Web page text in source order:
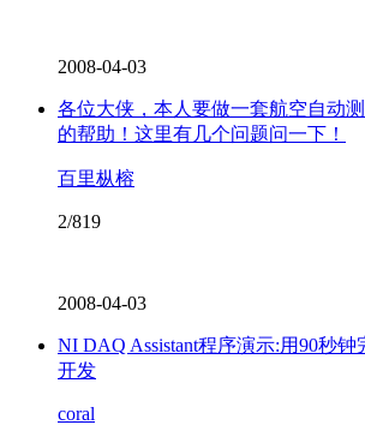
2008-04-03
各位大侠，本人要做一套航空自动
的帮助！这里有几个问题问一下！
百里枞榕
2/819
2008-04-03
NI DAQ Assistant程序演示:用90秒
开发
coral